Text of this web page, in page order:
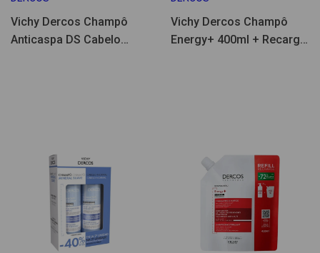
Vichy Dercos Champô
Anticaspa DS Cabelo
Vichy Dercos Champô
Energy+ 400ml + Recarga